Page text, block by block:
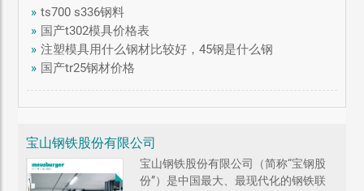
» ts700 s336钢料
» 国产t302模具价格表
» 注塑模具用什么钢材比较好，45钢是什么钢
» 国产tr25钢材价格
宝山钢铁股份有限公司
宝山钢铁股份有限公司（简称“宝钢股
份”）是中国最大、最现代化的钢铁联